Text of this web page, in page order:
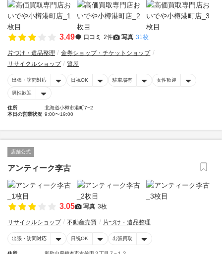
3.49 口コミ 2件 写真 31枚
片づけ・遺品整理
金券ショップ・チケットショップ
リサイクルショップ
質屋
出張・訪問対応 日祝OK 駐車場有 女性歓迎
男性歓迎
住所
北海道小樽市港町7−2
本日の営業状況 9:00〜19:00
店舗公式
アンティーク李古
3.05 写真 3枚
リサイクルショップ 不動産売買 片づけ・遺品整理
出張・訪問対応 日祝OK 出張買取